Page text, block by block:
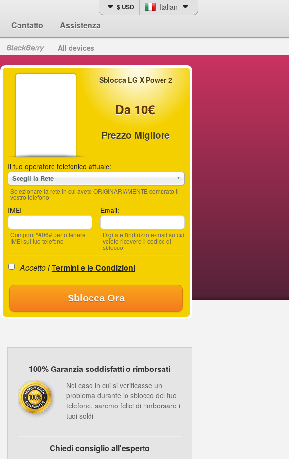
Contatto Assistenza
$ USD Italian
All devices
Sblocca LG X Power 2
Da 10€
Prezzo Migliore
Il tuo operatore telefonico attuale:
Scegli la Rete
Selezionare la rete in cui avete ORIGINARIAMENTE comprato il
vostro telefono
IMEI
Componi *#06# per ottenere
IMEI sul tuo telefono
Email:
Digitate l'indirizzo e-mail su cui
volete ricevere il codice di
sblocco
Accetto iTermini e le Condizioni
Sblocca Ora
100% Garanzia soddisfatti o rimborsati
Nel caso in cui si verificasse un
problema durante lo sblocco del tuo
telefono, saremo felici di rimborsare i
tuoi soldi
Chiedi consiglio all'esperto